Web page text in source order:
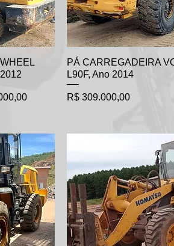
PÁ CARREGADEIRA
L90F, Ano 2014
Preço
R$ 309.000,00